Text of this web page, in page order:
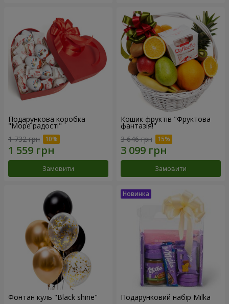
Подарункова коробка
"Море радості"
1 732 грн
Замовити
Кошик фруктів "Фруктова
фантазія!"
3 646 грн
Замовити
Фонтан куль "Black shine" Подарунковий набір Milka